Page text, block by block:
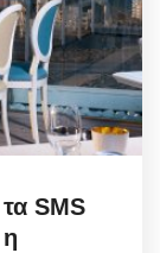
SMS